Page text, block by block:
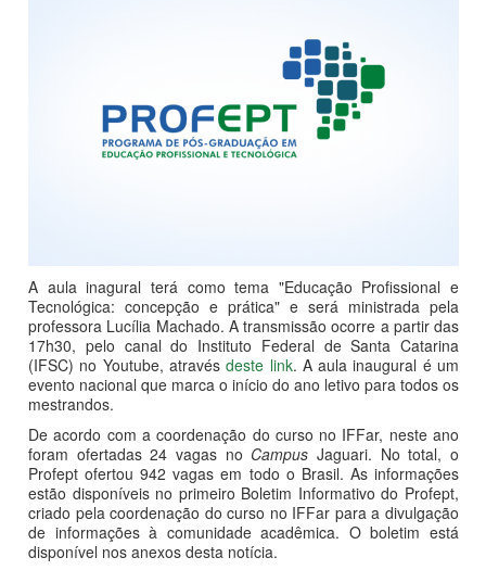
A aula inagural terá como tema "Educação Profissional e
Tecnológica: concepção e prática" e será ministrada pela
professora Lucília Machado. A transmissão ocorre a partir das
17h30, pelo canal do Instituto Federal de Santa Catarina
(IFSC) no Youtube, atravésdeste link. A aula inaugural é um
evento nacional que marca o início do ano letivo para todos os
mestrandos.
De acordo com a coordenação do curso no IFFar, neste ano
foram ofertadas 24 vagas no Campus Jaguari. No total, o
Profept ofertou 942 vagas em todo o Brasil. As informações
estão disponíveis no primeiro Boletim Informativo do Profept,
criado pela coordenação do curso no IFFar para a divulgação
de informações à comunidade acadêmica. O boletim está
disponível nos anexos desta notícia.